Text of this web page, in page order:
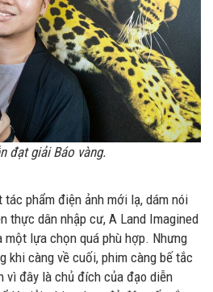
đạt giải Báo vàng.
phẩm điện ảnh mới lạ, dám nói
thực dân nhập cư, A Land Imagined
lựa chọn quá phù hợp. Nhưng
khi càng về cuối, phim càng bế tắc
vì đây là chủ đích của đạo diễn